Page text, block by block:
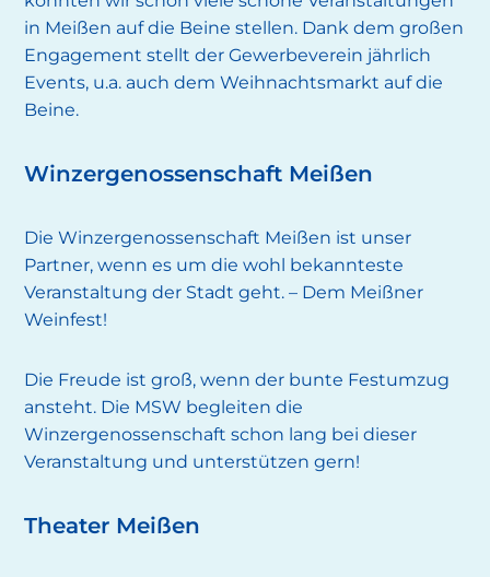
in Meißen auf die Beine stellen. Dank dem großen
Engagement stellt der Gewerbeverein jährlich
Events, u.a. auch dem Weihnachtsmarkt auf die
Beine.
Winzergenossenschaft Meißen
Die Winzergenossenschaft Meißen ist unser
Partner, wenn es um die wohl bekannteste
Veranstaltung der Stadt geht. – Dem Meißner
Weinfest!
Die Freude ist groß, wenn der bunte Festumzug
ansteht. Die MSW begleiten die
Winzergenossenschaft schon lang bei dieser
Veranstaltung und unterstützen gern!
Theater Meißen